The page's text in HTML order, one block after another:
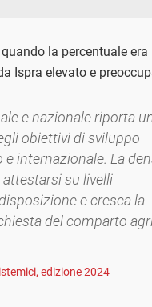
quando la percentuale era
Ispra elevato e
e nazionale riporta
obiettivi di sviluppo
internazionale. La
su livelli
e cresca la
del comparto
edizione 2024